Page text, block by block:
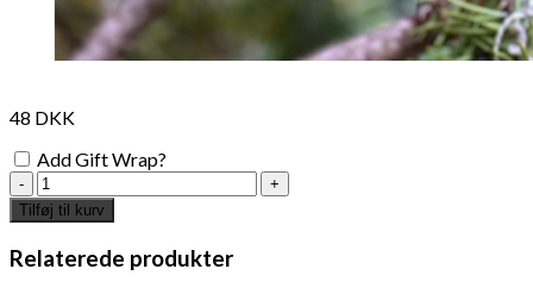
48 DKK
Add Gift Wrap?
Painted
blue
ornament
with
silver
Tilføj til kurv
Relaterede produkter